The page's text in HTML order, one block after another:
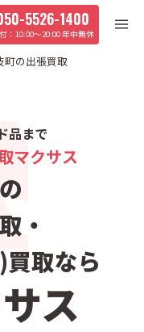
5526-1400
10:00〜20:00 年中無休
町の出張買取
品まで
マクサス
の
・
取なら
ス